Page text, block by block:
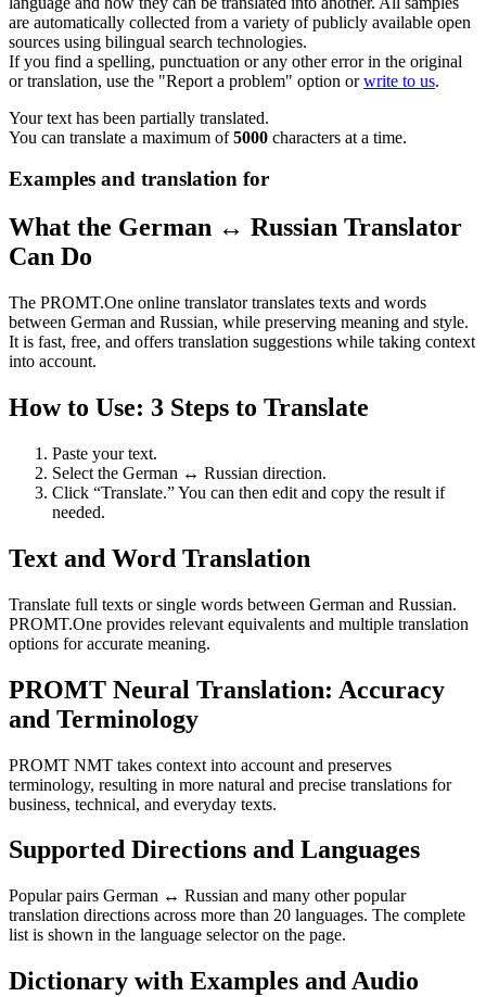
are automatically collected from a variety of publicly available open
sources using bilingual search technologies.
If you find a spelling, punctuation or any other error in the original
or translation, use the "Report a problem" option orwrite to us.
Your text has been partially translated.
You can translate a maximum of5000 characters at a time.
Examples and translation for
What the German ↔ Russian Translator
Can Do
The PROMT.One online translator translates texts and words
between German and Russian, while preserving meaning and style.
It is fast, free, and offers translation suggestions while taking context
into account.
How to Use: 3 Steps to Translate
Paste your text.
Select the German ↔ Russian direction.
Click “Translate.” You can then edit and copy the result if
needed.
Text and Word Translation
Translate full texts or single words between German and Russian.
PROMT.One provides relevant equivalents and multiple translation
options for accurate meaning.
PROMT Neural Translation: Accuracy
and Terminology
PROMT NMT takes context into account and preserves
terminology, resulting in more natural and precise translations for
business, technical, and everyday texts.
Supported Directions and Languages
Popular pairs German ↔ Russian and many other popular
translation directions across more than 20 languages. The complete
list is shown in the language selector on the page.
Dictionary with Examples and Audio